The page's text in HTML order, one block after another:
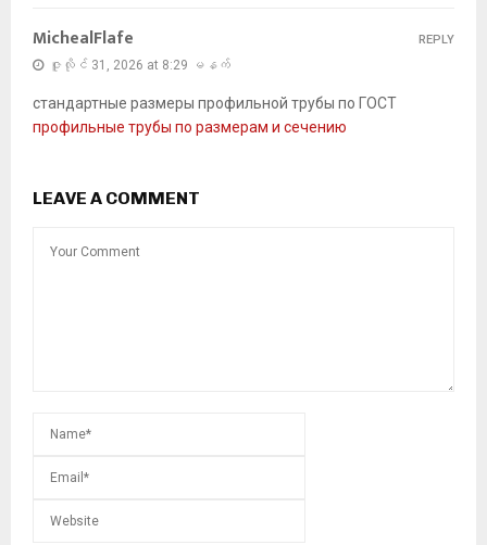
MichealFlafe
ဇူလိုင် 31, 2026 at 8:29 မနက်
стандартные размеры профильной трубы по ГОСТ
профильные трубы по размерам и сечению
REPLY
LEAVE A COMMENT